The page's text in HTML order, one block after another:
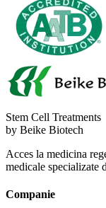
Stem Cell Treatments
by Beike Biotech
Acces la medicina
medicale specializate
Companie